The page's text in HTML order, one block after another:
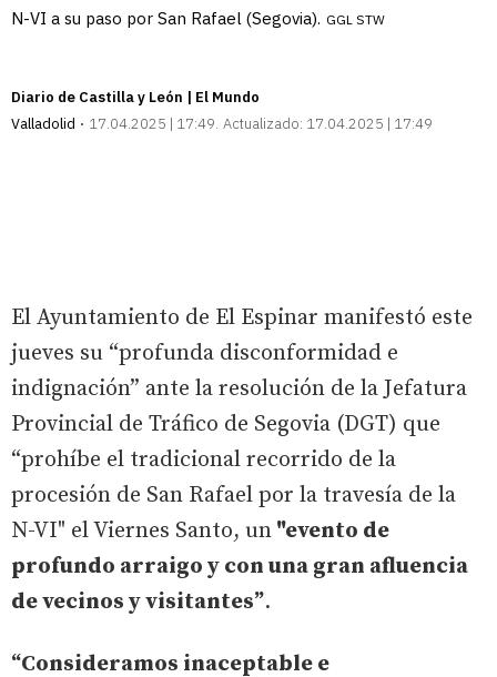
N-VI a su paso por San Rafael (Segovia). GGL STW
Diario de Castilla y León | El Mundo
Valladolid
17.04.2025 | 17:49 Actualizado: 17.04.2025 | 17:49
El Ayuntamiento de El Espinar manifestó este
jueves su “profunda disconformidad e
indignación” ante la resolución de la Jefatura
Provincial de Tráfico de Segovia (DGT) que
“prohíbe el tradicional recorrido de la
procesión de San Rafael por la travesía de la
N-VI" el Viernes Santo, un "evento de
profundo arraigo y con una gran afluencia
de vecinos y visitantes”.
“Consideramos inaceptable e